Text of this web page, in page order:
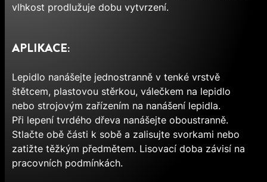
vlhkost prodlužuje dobu vytvrzení.
APLIKACE:
Lepidlo nanášejte jednostranně v tenké vrstvě
štětcem, plastovou stěrkou, válečkem na lepidlo
nebo strojovým zařízením na nanášení lepidla.
Při lepení tvrdého dřeva nanášejte oboustranně.
Stlačte obě části k sobě a zalisujte svorkami nebo
zatižte těžkým předmětem. Lisovací doba závisí na
pracovních podmínkách.